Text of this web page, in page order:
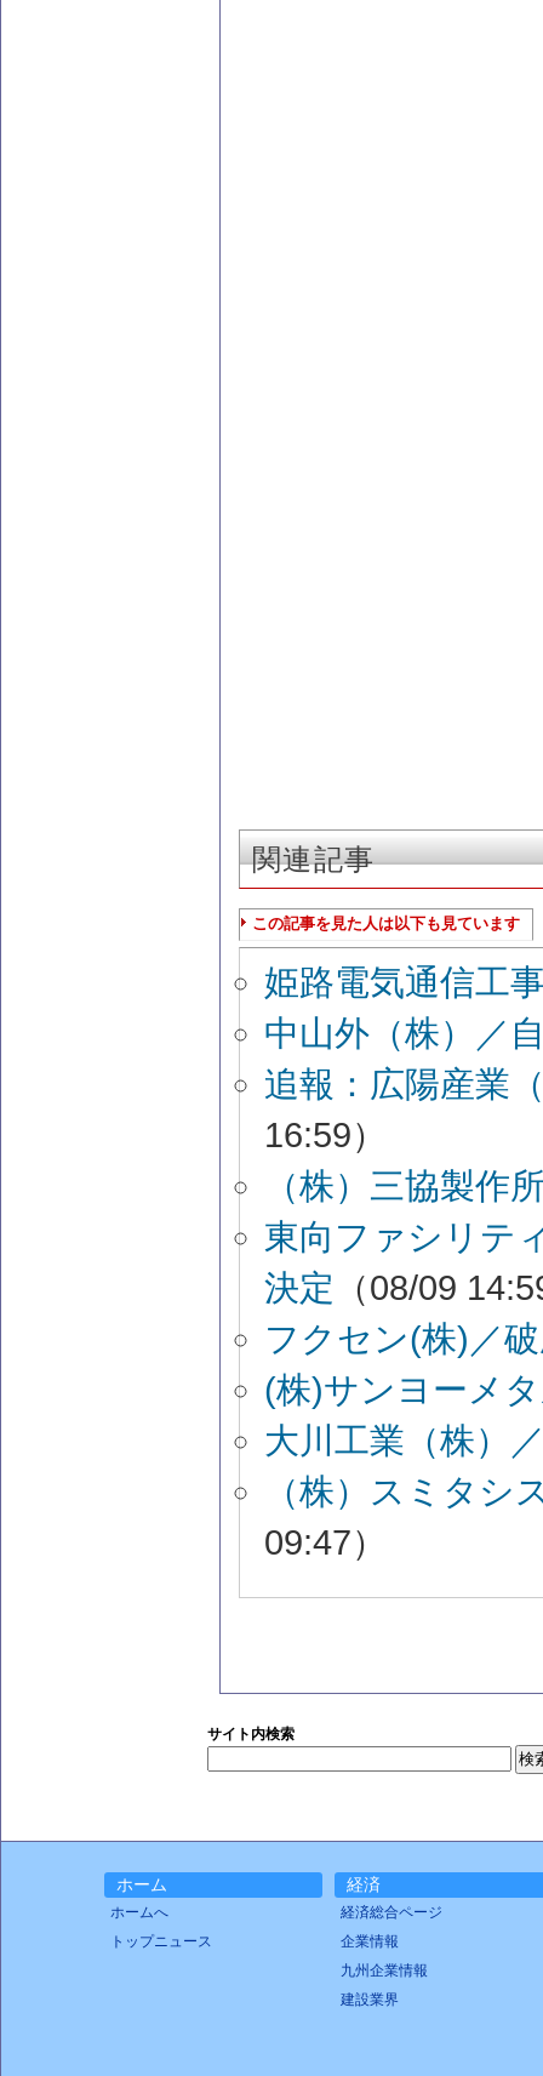
関連記事
この記事を見た人は以下も見ています
姫路電気通信工
中山外（株）／
追報：広陽産業
16:59）
（株）三協製作
東向ファシリテ
決定 （08/09
フクセン(株)／
(株)サンヨーメ
大川工業（株）
（株）スミタシ
09:47）
サイト内検索
ホーム
ホームへ
トップニュース
経済
経済総合ページ
企業情報
九州企業情報
建設業界